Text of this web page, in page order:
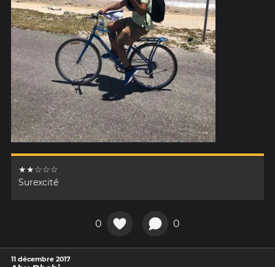
★★☆☆☆
Surexcité
0 0
11 décembre 2017